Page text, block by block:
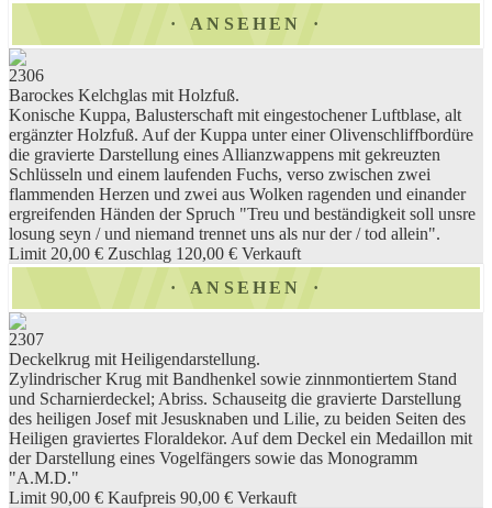
ANSEHEN
2306
Barockes Kelchglas mit Holzfuß.
Konische Kuppa, Balusterschaft mit eingestochener Luftblase, alt
ergänzter Holzfuß. Auf der Kuppa unter einer Olivenschliffbordüre
die gravierte Darstellung eines Allianzwappens mit gekreuzten
Schlüsseln und einem laufenden Fuchs, verso zwischen zwei
flammenden Herzen und zwei aus Wolken ragenden und einander
ergreifenden Händen der Spruch "Treu und beständigkeit soll unsre
losung seyn / und niemand trennet uns als nur der / tod allein".
Limit 20,00 € Zuschlag 120,00 € Verkauft
ANSEHEN
2307
Deckelkrug mit Heiligendarstellung.
Zylindrischer Krug mit Bandhenkel sowie zinnmontiertem Stand
und Scharnierdeckel; Abriss. Schauseitg die gravierte Darstellung
des heiligen Josef mit Jesusknaben und Lilie, zu beiden Seiten des
Heiligen graviertes Floraldekor. Auf dem Deckel ein Medaillon mit
der Darstellung eines Vogelfängers sowie das Monogramm
"A.M.D."
Limit 90,00 € Kaufpreis 90,00 € Verkauft